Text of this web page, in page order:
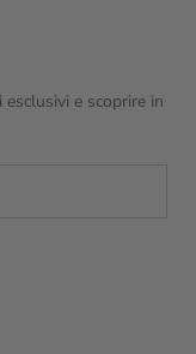
e scoprire in